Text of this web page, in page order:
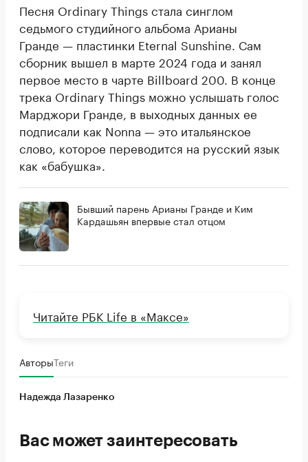
Песня Ordinary Things стала синглом
седьмого студийного альбома Арианы
Гранде — пластинки Eternal Sunshine. Сам
сборник вышел в марте 2024 года и занял
первое место в чарте Billboard 200. В конце
трека Ordinary Things можно услышать голос
Марджори Гранде, в выходных данных ее
подписали как Nonna — это итальянское
слово, которое переводится на русский язык
как «бабушка».
Бывший парень Арианы Гранде и Ким
Кардашьян впервые стал отцом
Читайте РБК Life в «Максе»
АвторыТеги
Надежда Лазаренко
Вас может заинтересовать